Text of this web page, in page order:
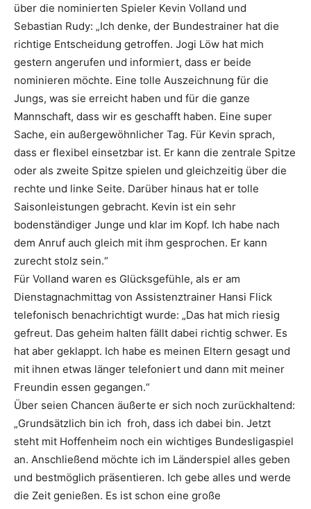
über die nominierten Spieler Kevin Volland und
Sebastian Rudy: „Ich denke, der Bundestrainer hat die
richtige Entscheidung getroffen. Jogi Löw hat mich
gestern angerufen und informiert, dass er beide
nominieren möchte. Eine tolle Auszeichnung für die
Jungs, was sie erreicht haben und für die ganze
Mannschaft, dass wir es geschafft haben. Eine super
Sache, ein außergewöhnlicher Tag. Für Kevin sprach,
dass er flexibel einsetzbar ist. Er kann die zentrale Spitze
oder als zweite Spitze spielen und gleichzeitig über die
rechte und linke Seite. Darüber hinaus hat er tolle
Saisonleistungen gebracht. Kevin ist ein sehr
bodenständiger Junge und klar im Kopf. Ich habe nach
dem Anruf auch gleich mit ihm gesprochen. Er kann
zurecht stolz sein.“
Für Volland waren es Glücksgefühle, als er am
Dienstagnachmittag von Assistenztrainer Hansi Flick
telefonisch benachrichtigt wurde: „Das hat mich riesig
gefreut. Das geheim halten fällt dabei richtig schwer. Es
hat aber geklappt. Ich habe es meinen Eltern gesagt und
mit ihnen etwas länger telefoniert und dann mit meiner
Freundin essen gegangen.“
Über seien Chancen äußerte er sich noch zurückhaltend:
„Grundsätzlich bin ich froh, dass ich dabei bin. Jetzt
steht mit Hoffenheim noch ein wichtiges Bundesligaspiel
an. Anschließend möchte ich im Länderspiel alles geben
und bestmöglich präsentieren. Ich gebe alles und werde
die Zeit genießen. Es ist schon eine große